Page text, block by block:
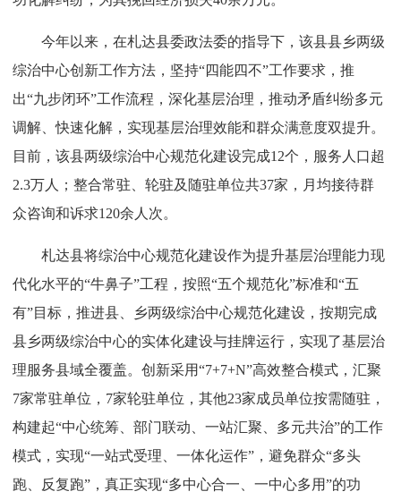
今年以来，在札达县委政法委的指导下，该县县乡两级
综治中心创新工作方法，坚持“四能四不”工作要求，推
出“九步闭环”工作流程，深化基层治理，推动矛盾纠纷多元
调解、快速化解，实现基层治理效能和群众满意度双提升。
目前，该县两级综治中心规范化建设完成12个，服务人口超
2.3万人；整合常驻、轮驻及随驻单位共37家，月均接待群
众咨询和诉求120余人次。
札达县将综治中心规范化建设作为提升基层治理能力现
代化水平的“牛鼻子”工程，按照“五个规范化”标准和“五
有”目标，推进县、乡两级综治中心规范化建设，按期完成
县乡两级综治中心的实体化建设与挂牌运行，实现了基层治
理服务县域全覆盖。创新采用“7+7+N”高效整合模式，汇聚
7家常驻单位，7家轮驻单位，其他23家成员单位按需随驻，
构建起“中心统筹、部门联动、一站汇聚、多元共治”的工作
模式，实现“一站式受理、一体化运作”，避免群众“多头
跑、反复跑”，真正实现“多中心合一、一中心多用”的功